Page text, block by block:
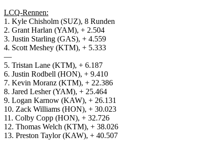
LCQ-Rennen:
1. Kyle Chisholm (SUZ), 8 Runden
2. Grant Harlan (YAM), + 2.504
3. Justin Starling (GAS), + 4.559
4. Scott Meshey (KTM), + 5.333
—
5. Tristan Lane (KTM), + 6.187
6. Justin Rodbell (HON), + 9.410
7. Kevin Moranz (KTM), + 22.386
8. Jared Lesher (YAM), + 25.464
9. Logan Karnow (KAW), + 26.131
10. Zack Williams (HON), + 30.023
11. Colby Copp (HON), + 32.726
12. Thomas Welch (KTM), + 38.026
13. Preston Taylor (KAW), + 40.507